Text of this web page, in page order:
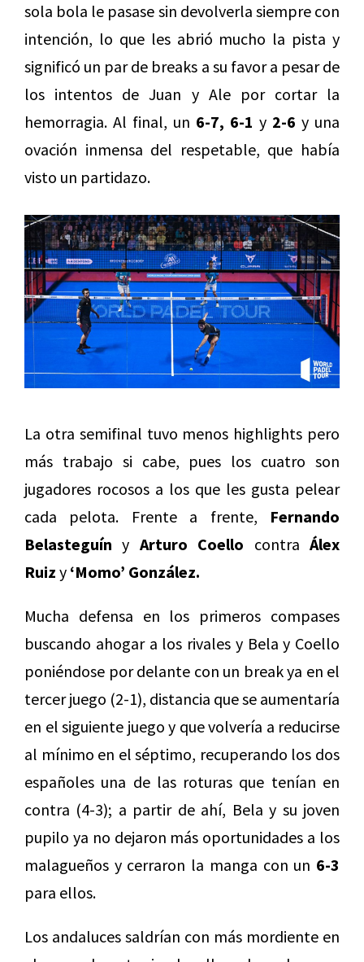
sola bola le pasase sin devolverla siempre con
intención, lo que les abrió mucho la pista y
significó un par de breaks a su favor a pesar de
los intentos de Juan y Ale por cortar la
hemorragia. Al final, un 6-7, 6-1 y 2-6 y una
ovación inmensa del respetable, que había
visto un partidazo.
La otra semifinal tuvo menos highlights pero
más trabajo si cabe, pues los cuatro son
jugadores rocosos a los que les gusta pelear
cada pelota. Frente a frente, Fernando
Belasteguín y Arturo Coello contraÁlex
Ruiz y ‘Momo’ González.
Mucha defensa en los primeros compases
buscando ahogar a los rivales y Bela y Coello
poniéndose por delante con un break ya en el
tercer juego (2-1), distancia que se aumentaría
en el siguiente juego y que volvería a reducirse
al mínimo en el séptimo, recuperando los dos
españoles una de las roturas que tenían en
contra (4-3); a partir de ahí, Bela y su joven
pupilo ya no dejaron más oportunidades a los
malagueños y cerraron la manga con un 6-3
para ellos.
Los andaluces saldrían con más mordiente en